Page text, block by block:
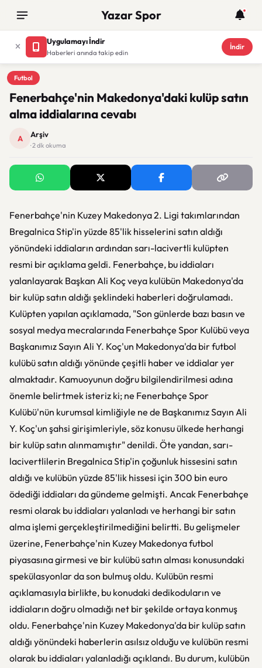
Yazar Spor
Uygulamayı İndir
Haberleri anında takip edin
İndir
Futbol
Futbol
Fenerbahçe'nin Makedonya'daki kulüp satın
alma iddialarına cevabı
A Arşiv
· 2 dk okuma
Fenerbahçe'nin Kuzey Makedonya 2. Ligi takımlarından
Bregalnica Stip'in yüzde 85'lik hisselerini satın aldığı
yönündeki iddiaların ardından sarı-lacivertli kulüpten
resmi bir açıklama geldi. Fenerbahçe, bu iddiaları
yalanlayarak Başkan Ali Koç veya kulübün Makedonya'da
bir kulüp satın aldığı şeklindeki haberleri doğrulamadı.
Kulüpten yapılan açıklamada, "Son günlerde bazı basın ve
sosyal medya mecralarında Fenerbahçe Spor Kulübü veya
Başkanımız Sayın Ali Y. Koç'un Makedonya'da bir futbol
kulübü satın aldığı yönünde çeşitli haber ve iddialar yer
almaktadır. Kamuoyunun doğru bilgilendirilmesi adına
önemle belirtmek isteriz ki; ne Fenerbahçe Spor
Kulübü'nün kurumsal kimliğiyle ne de Başkanımız Sayın Ali
Y. Koç'un şahsi girişimleriyle, söz konusu ülkede herhangi
bir kulüp satın alınmamıştır" denildi. Öte yandan, sarı-
lacivertlilerin Bregalnica Stip'in çoğunluk hissesini satın
aldığı ve kulübün yüzde 85'lik hissesi için 300 bin euro
ödediği iddiaları da gündeme gelmişti. Ancak Fenerbahçe
resmi olarak bu iddiaları yalanladı ve herhangi bir satın
alma işlemi gerçekleştirilmediğini belirtti. Bu gelişmeler
üzerine, Fenerbahçe'nin Kuzey Makedonya futbol
piyasasına girmesi ve bir kulübü satın alması konusundaki
spekülasyonlar da son bulmuş oldu. Kulübün resmi
açıklamasıyla birlikte, bu konudaki dedikoduların ve
iddiaların doğru olmadığı net bir şekilde ortaya konmuş
oldu. Fenerbahçe'nin Kuzey Makedonya'da bir kulüp satın
aldığı yönündeki haberlerin asılsız olduğu ve kulübün resmi
olarak bu iddiaları yalanladığı açıklandı. Bu durum, kulübün